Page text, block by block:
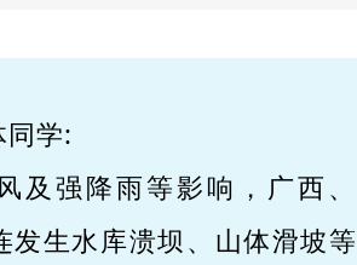
学:
及强降雨等影响，广西
发生水库溃坝、山体滑坡